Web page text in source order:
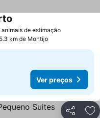
de estimação
km de Montijo
Ver preços
Partilhar